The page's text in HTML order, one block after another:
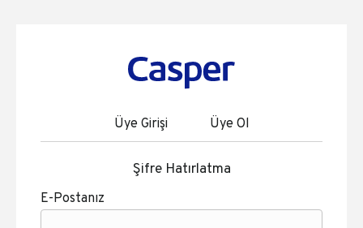
Üye Girişi Üye Ol
Şifre Hatırlatma
E-Postanız